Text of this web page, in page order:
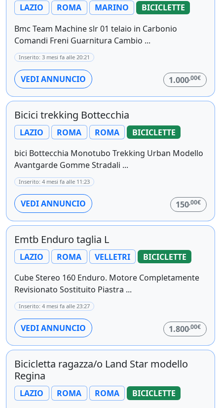
LAZIO ROMA MARINO
BICICLETTE
Bmc Team Machine slr 01 telaio in Carbonio
Comandi Freni Guarnitura Cambio ...
Inserito: 3 mesi fa alle 20:21
VEDI ANNUNCIO 1.000,00€
Bicici trekking Bottecchia
LAZIO ROMA ROMA
BICICLETTE
bici Bottecchia Monotubo Trekking Urban Modello
Avantgarde Gomme Stradali ...
Inserito: 4 mesi fa alle 11:23
VEDI ANNUNCIO 150,00€
Emtb Enduro taglia L
LAZIO ROMA VELLETRI
BICICLETTE
Cube Stereo 160 Enduro. Motore Completamente
Revisionato Sostituito Piastra ...
Inserito: 4 mesi fa alle 23:27
VEDI ANNUNCIO 1.800,00€
Bicicletta ragazza/o Land Star modello
Regina
LAZIO ROMA ROMA
BICICLETTE